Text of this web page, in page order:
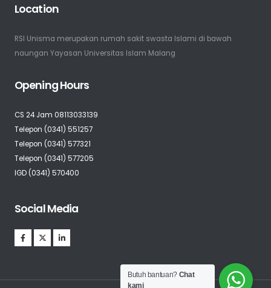
Location
RSI Unisma merupakan rumah sakit swasta Islami di bawah
naungan Yayasan Universitas Islam Malang
Opening Hours
CS 24 Jam 08113033139
Telepon (0341) 551257
Telepon (0341) 577321
Telepon (0341) 577205
IGD (0341) 570400
Social Media
Butuh bantuan? Chat
kami